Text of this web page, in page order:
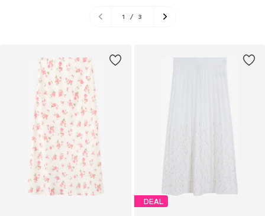
1 / 3
DEAL